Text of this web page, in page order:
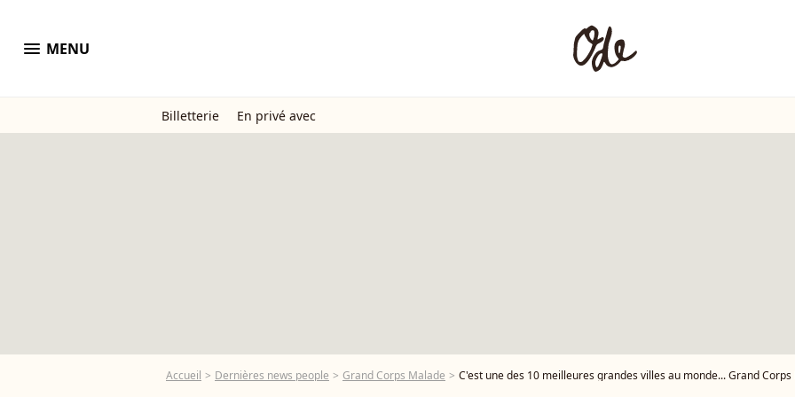
menu MENU
Billetterie En privé avec
Accueil Dernières news people Grand Corps Malade C'est une des 10 meilleures grandes villes au monde... Grand Corps Malade explique